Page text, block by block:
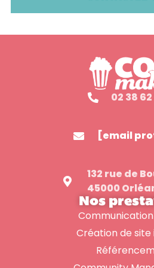
02 38 62
[email
132 rue de
45000
Nos
Création de